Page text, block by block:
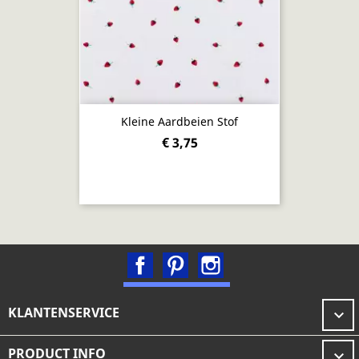
Kleine Aardbeien Stof
€ 3,75
FacebookPinterest
KLANTENSERVICE 
PRODUCT INFO